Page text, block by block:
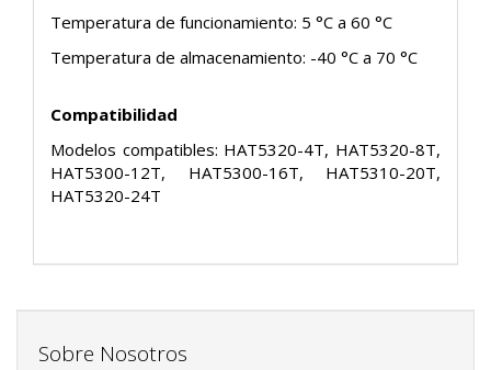
Temperatura de funcionamiento: 5 °C a 60 °C
Temperatura de almacenamiento: -40 °C a 70 °C
Compatibilidad
Modelos compatibles: HAT5320-4T, HAT5320-8T,
HAT5300-12T, HAT5300-16T, HAT5310-20T,
HAT5320-24T
Sobre Nosotros